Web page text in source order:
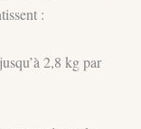
:
2,8 kg par